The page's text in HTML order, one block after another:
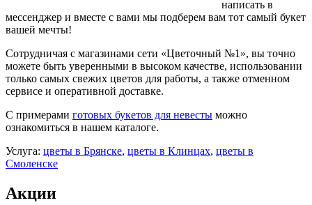
написать в
мессенджер и вместе с вами мы подберем вам тот самый букет
вашей мечты!
Сотрудничая с магазинами сети «Цветочный №1», вы точно
можете быть уверенными в высоком качестве, использовании
только самых свежих цветов для работы, а также отменном
сервисе и оперативной доставке.
С примерами готовых букетов для невесты можно
ознакомиться в нашем каталоге.
Услуга: цветы в Брянске, цветы в Клинцах, цветы в
Смоленске
Акции